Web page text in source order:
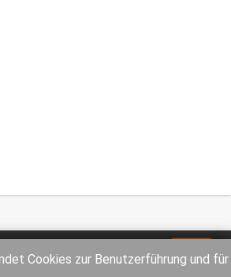
Cookies zur Benutzerführung und für